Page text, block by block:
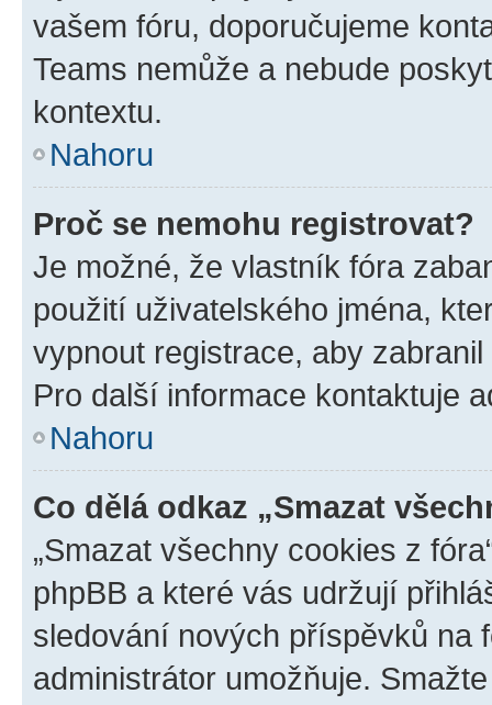
vašem fóru, doporučujeme
Teams nemůže a nebude
kontextu.
Nahoru
Proč se nemohu registrovat?
Je možné, že vlastník fóra
použití uživatelského jména,
vypnout registrace, aby
Pro další informace kontaktuje
Nahoru
Co dělá odkaz „Smazat
„Smazat všechny cookies z
phpBB a které vás udržují
sledování nových příspěvků na
administrátor umožňuje.